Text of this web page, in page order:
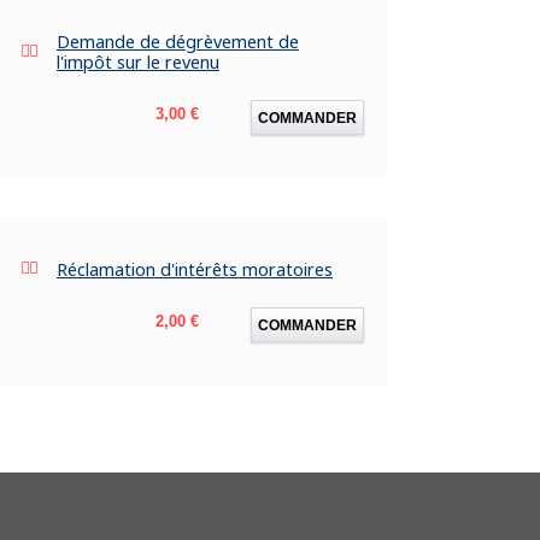
Demande de dégrèvement de
l'impôt sur le revenu
Prix
3,00 € COMMANDER
Réclamation d'intérêts moratoires
Prix
2,00 € COMMANDER